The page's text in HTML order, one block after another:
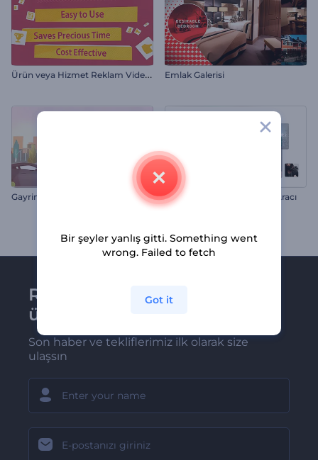
Ü
rün veya Hizmet Reklam Videosu Emlak Galerisi
Gayrimenkul Emlakçı Tanıtımı Hızlı Sunum Giriş Videosu Aracı
Renderforest bültenine
üye olun
Son haber ve tekliflerimiz ilk olarak size
ulaşsın
Bir şeyler yanlış gitti. Something went
wrong. Failed to fetch
Got it